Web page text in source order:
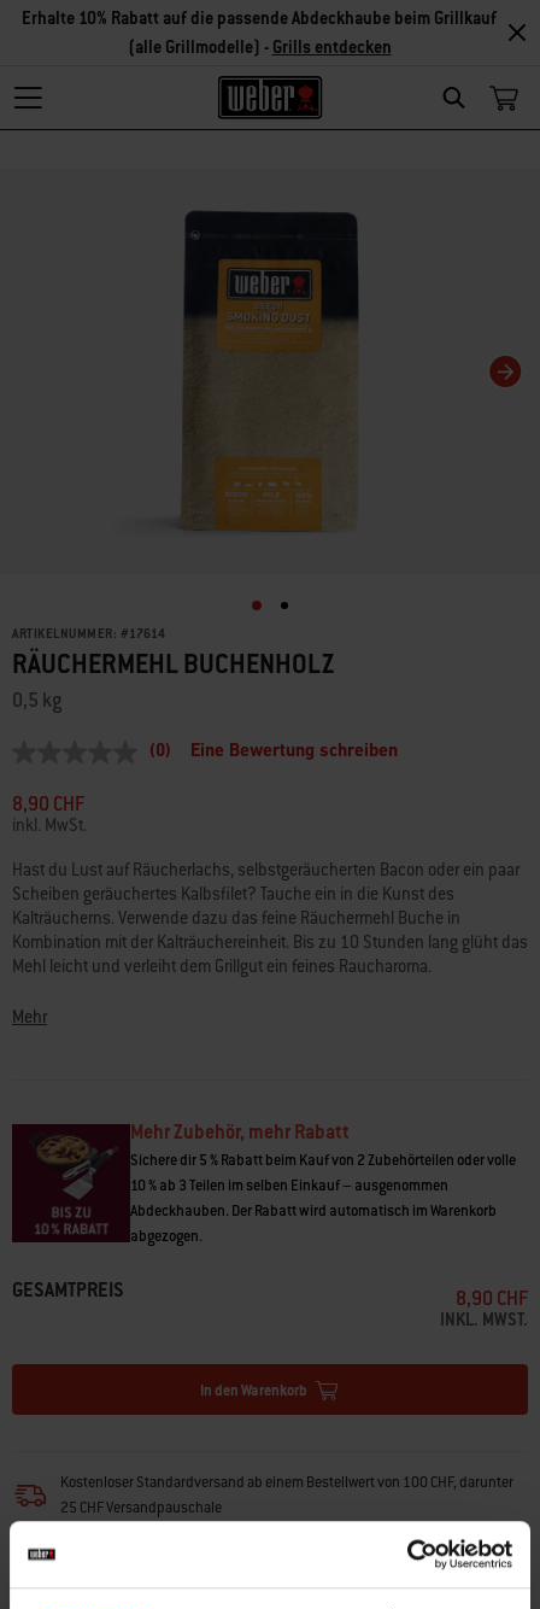
Search
Erhalte 10% Rabatt auf die passende Abdeckhaube beim Grillkauf
(alle Grillmodelle) - Grills entdecken
ARTIKELNUMMER: #17614
RÄUCHERMEHL BUCHENHOLZ
0,5 kg
Link
zur
gleichen
Seite.
(0) Eine Bewertung schreiben
8,90 CHF
inkl. MwSt.
Hast du Lust auf Räucherlachs, selbstgeräucherten Bacon oder ein paar
Scheiben geräuchertes Kalbsfilet? Tauche ein in die Kunst des
Kalträucherns. Verwende dazu das feine Räuchermehl Buche in
Kombination mit der Kalträuchereinheit. Bis zu 10 Stunden lang glüht das
Mehl leicht und verleiht dem Grillgut ein feines Raucharoma.
• Hergestellt in der Europäischen Union aus nachhaltig gewonnenem,
Mehr
Mehr Zubehör, mehr Rabatt
Sichere dir 5 % Rabatt beim Kauf von 2 Zubehörteilen oder volle
10 % ab 3 Teilen im selben Einkauf – ausgenommen
Abdeckhauben. Der Rabatt wird automatisch im Warenkorb
abgezogen.
GESAMTPREIS 8,90 CHF
INKL. MWST.
In den Warenkorb
Kostenloser Standardversand ab einem Bestellwert von 100 CHF, darunter
25 CHF Versandpauschale
Pakete 3-4 Werktage, Grills über 31,5kg ca. 1-2 Wochen per Spedition